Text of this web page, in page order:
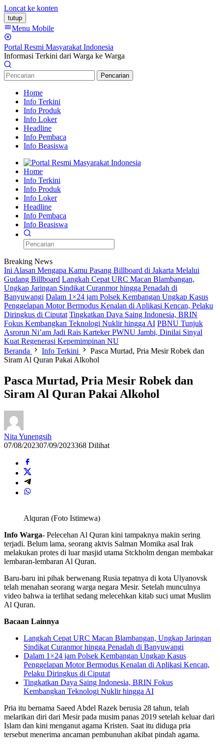
Loncat ke konten
tutup
Menu Mobile
Portal Resmi Masyarakat Indonesia
Informasi Terkini dari Warga ke Warga
Pencarian
Home
Info Terkini
Info Produk
Info Loker
Headline
Info Pembaca
Info Beasiswa
Home
Info Terkini
Info Produk
Info Loker
Headline
Info Pembaca
Info Beasiswa
Breaking News
Ini Alasan Mengapa Kamu Pasang Billboard di Jakarta Melalui
Gudang Billboard Langkah Cepat URC Macan Blambangan,
Ungkap Jaringan Sindikat Curanmor hingga Penadah di
Banyuwangi Dalam 1×24 jam Polsek Kembangan Ungkap Kasus
Penggelapan Motor Bermodus Kenalan di Aplikasi Kencan, Pelaku
Diringkus di Ciputat Tingkatkan Daya Saing Indonesia, BRIN
Fokus Kembangkan Teknologi Nuklir hingga AI PBNU Tunjuk
Asrorun Ni’am Jadi Rais Karteker PWNU Jambi, Dinilai Sinyal
Kuat Regenerasi Kepemimpinan NU
Beranda
Info Terkini
Pasca Murtad, Pria Mesir Robek dan
Siram Al Quran Pakai Alkohol
Pasca Murtad, Pria Mesir Robek dan
Siram Al Quran Pakai Alkohol
Nita Yunengsih
07/08/202307/09/2023368 Dilihat
Alquran (Foto Istimewa)
Info Warga- Pelecehan Al Quran kini tampaknya makin sering
terjadi. Belum lama, seorang aktvis Salman Momika asal Irak
melakukan protes di luar masjid utama Stckholm dengan membakar
lembaran-lembaran Al Quran.
Baru-baru ini pihak berwenang Rusia tepatnya di kota Ulyanovsk
telah menahan seorang warga negara Mesir. Setelah munculnya
video bahwa ia terlihat sedang melecehkan kitab suci umat Muslim
Al Quran.
Bacaan Lainnya
Langkah Cepat URC Macan Blambangan, Ungkap Jaringan
Sindikat Curanmor hingga Penadah di Banyuwangi
Dalam 1×24 jam Polsek Kembangan Ungkap Kasus
Penggelapan Motor Bermodus Kenalan di Aplikasi Kencan,
Pelaku Diringkus di Ciputat
Tingkatkan Daya Saing Indonesia, BRIN Fokus
Kembangkan Teknologi Nuklir hingga AI
Pria itu bernama Saeed Abdel Razek berusia 28 tahun, telah
melarikan diri dari Mesir pada musim panas 2019 setelah keluar dari
Islam dan kini menganut agama Kristen. Saat itu diduga pria
tersebut menerima ancaman pembunuhan akibat pindah agama.